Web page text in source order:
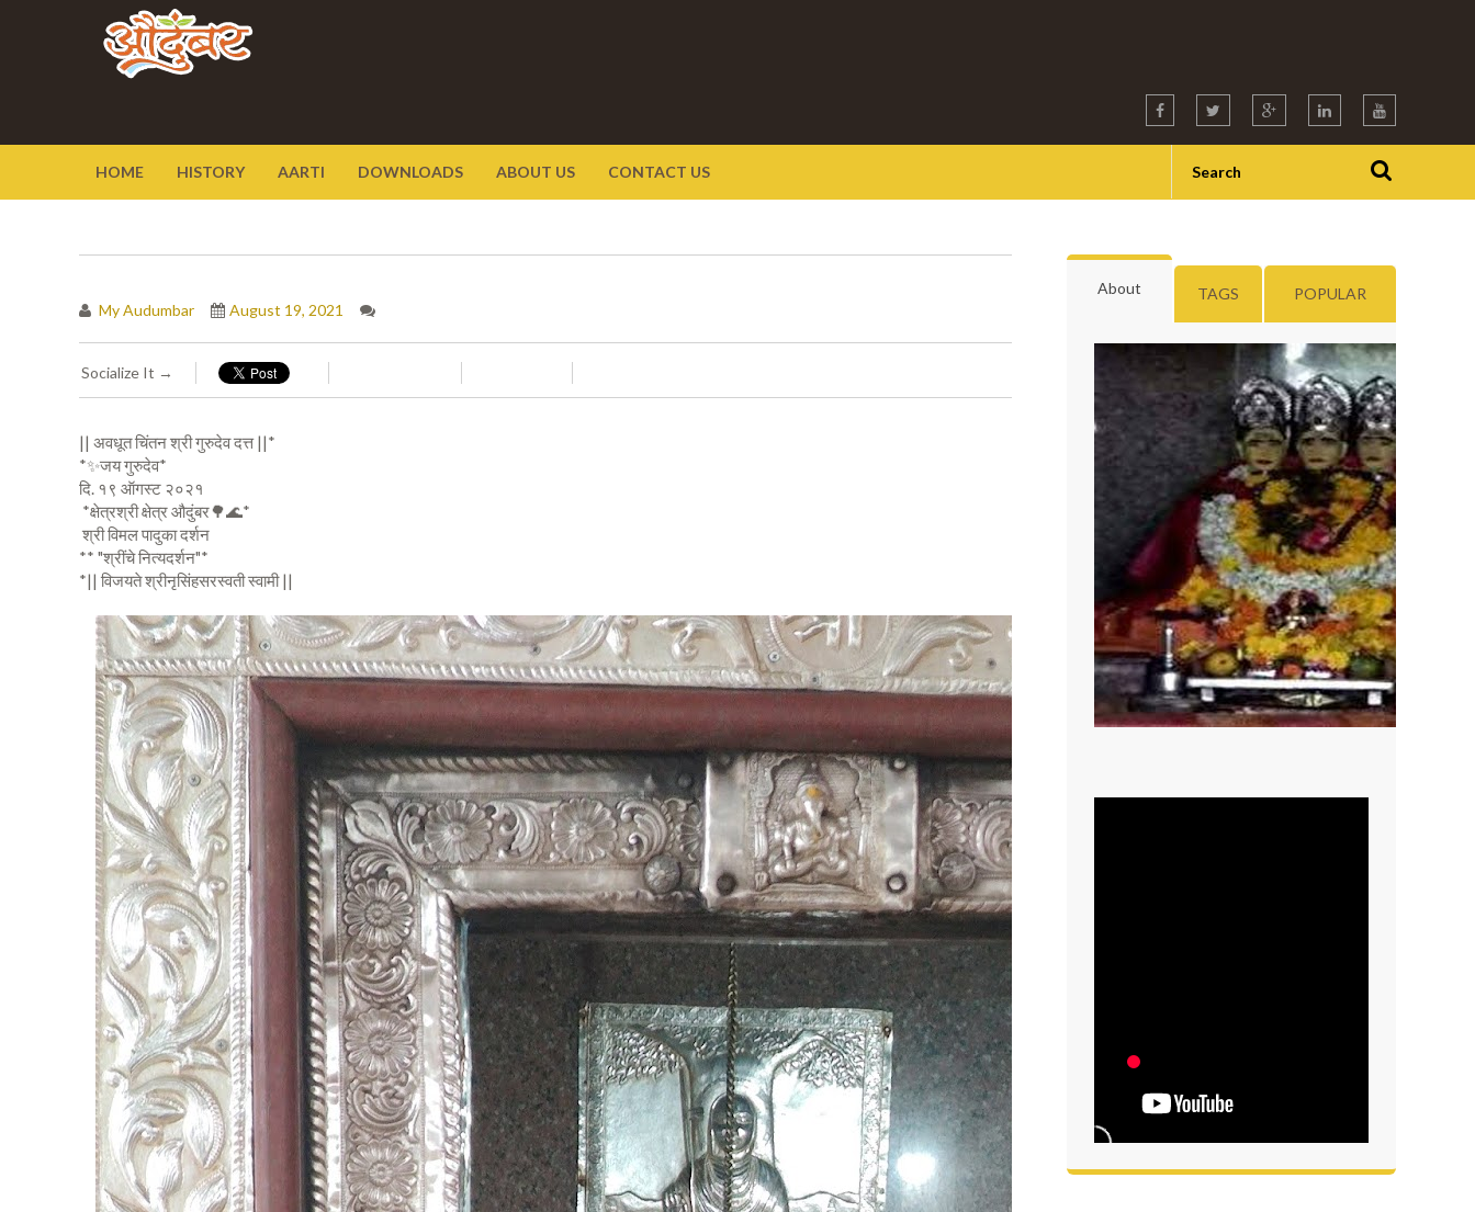
HOME HISTORY AARTI DOWNLOADS ABOUT US CONTACT US
My Audumbar August 19, 2021
Socialize It →
|| अवधूत चिंतन श्री गुरुदेव दत्त ||*
*✨जय गुरुदेव*
दि. १९ ऑगस्ट २०२१
*क्षेत्रश्री क्षेत्र औदुंबर🌳🌊*
श्री विमल पादुका दर्शन
** "श्रींचे नित्यदर्शन"*
*|| विजयते श्रीनृसिंहसरस्वती स्वामी ||
About TAGS POPULAR